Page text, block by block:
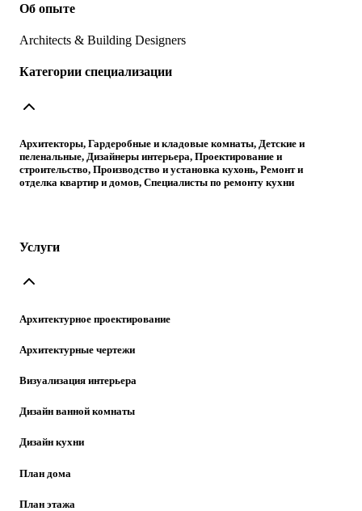
Об опыте
Architects & Building Designers
Категории специализации
Архитекторы, Гардеробные и кладовые комнаты, Детские и
пеленальные, Дизайнеры интерьера, Проектирование и
строительство, Производство и установка кухонь, Ремонт и
отделка квартир и домов, Специалисты по ремонту кухни
Услуги
Архитектурное проектирование
Архитектурные чертежи
Визуализация интерьера
Дизайн ванной комнаты
Дизайн кухни
План дома
План этажа